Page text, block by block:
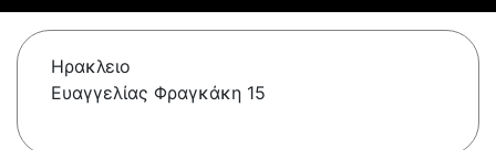
Ηρακλειο
Ευαγγελίας Φραγκάκη 15